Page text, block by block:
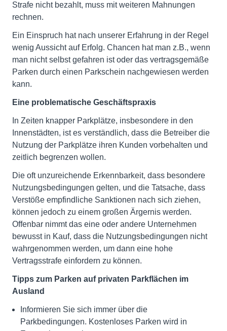
Strafe nicht bezahlt, muss mit weiteren Mahnungen
rechnen.
Ein Einspruch hat nach unserer Erfahrung in der Regel
wenig Aussicht auf Erfolg. Chancen hat man z.B., wenn
man nicht selbst gefahren ist oder das vertragsgemäße
Parken durch einen Parkschein nachgewiesen werden
kann.
Eine problematische Geschäftspraxis
In Zeiten knapper Parkplätze, insbesondere in den
Innenstädten, ist es verständlich, dass die Betreiber die
Nutzung der Parkplätze ihren Kunden vorbehalten und
zeitlich begrenzen wollen.
Die oft unzureichende Erkennbarkeit, dass besondere
Nutzungsbedingungen gelten, und die Tatsache, dass
Verstöße empfindliche Sanktionen nach sich ziehen,
können jedoch zu einem großen Ärgernis werden.
Offenbar nimmt das eine oder andere Unternehmen
bewusst in Kauf, dass die Nutzungsbedingungen nicht
wahrgenommen werden, um dann eine hohe
Vertragsstrafe einfordern zu können.
Tipps zum Parken auf privaten Parkflächen im
Ausland
Informieren Sie sich immer über die
Parkbedingungen. Kostenloses Parken wird in